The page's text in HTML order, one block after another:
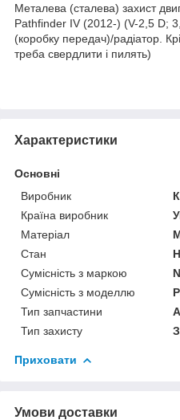
Металева (сталева) захист
Pathfinder IV (2012-) (V-2,5 D;
(коробку передач)/радіатор.
треба свердлити і пилять)
Характеристики
Основні
Виробник
Країна виробник
Матеріал
Стан
Сумісність з маркою
Сумісність з моделлю
Тип запчастини
Тип захисту
Приховати
Умови доставки